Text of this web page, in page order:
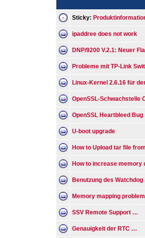
Sticky:
ipaddree does not work
DNP/9200 V.2.1: Neuer
Probleme mit TP-Link
Linux-Kernel 2.6.16 für
OpenSSL-Schwachstelle
OpenSSL Heartbleed Bug
U-boot upgrade
How to Upload tar file
How to increase memory
Benutzung des
Memory mapping problem
SSV Remote Support …
Genauigkeit der RTC …